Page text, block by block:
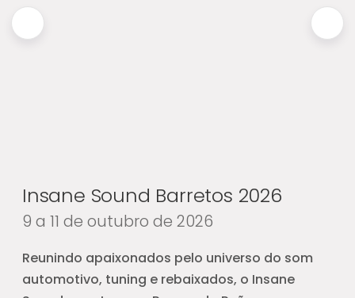
Insane Sound Barretos 2026
9 a 11 de outubro de 2026
Reunindo apaixonados pelo universo do som
automotivo, tuning e rebaixados, o Insane